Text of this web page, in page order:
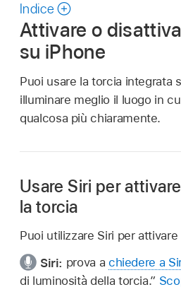
Indice
Attivare o
su iPhone
Puoi usare la torcia integrata
illuminare meglio il luogo in
qualcosa più chiaramente.
Usare Siri per
la torcia
Puoi utilizzare Siri per
Siri: prova a chiedere a
di luminosità della torcia.”